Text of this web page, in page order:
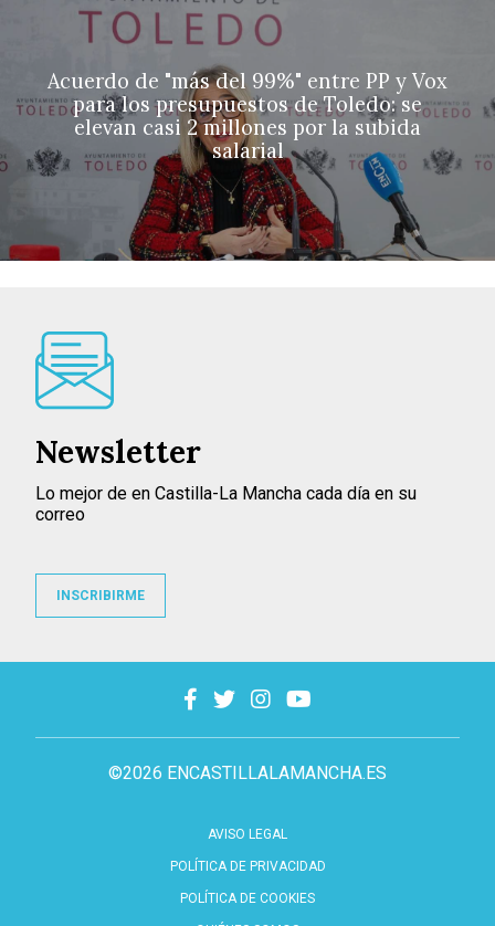
Acuerdo de "más del 99%" entre PP y Vox
para los presupuestos de Toledo: se
elevan casi 2 millones por la subida
salarial
©2026 ENCASTILLALAMANCHA.ES
AVISO LEGAL
POLÍTICA DE PRIVACIDAD
POLÍTICA DE COOKIES
Newsletter
Lo mejor de en Castilla-La Mancha cada día en su
correo
INSCRIBIRME